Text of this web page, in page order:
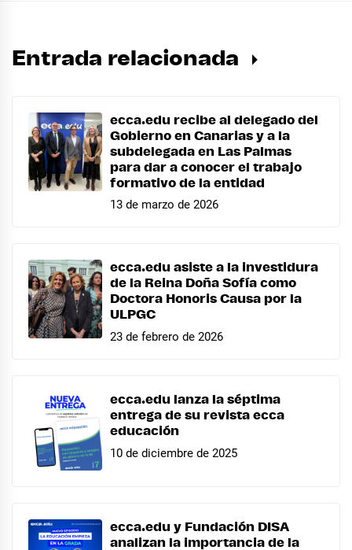
Entrada relacionada
ecca.edu recibe al delegado del
Gobierno en Canarias y a la
subdelegada en Las Palmas
para dar a conocer el trabajo
formativo de la entidad
13 de marzo de 2026
ecca.edu asiste a la investidura
de la Reina Doña Sofía como
Doctora Honoris Causa por la
ULPGC
23 de febrero de 2026
ecca.edu lanza la séptima
entrega de su revista ecca
educación
10 de diciembre de 2025
ecca.edu y Fundación DISA
analizan la importancia de la